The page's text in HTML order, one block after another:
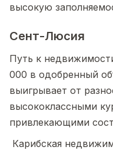
высокую
Сент-Люсия
Путь к
000 в одобренный
выигрывает от
высококлассными
привлекающими
Карибская